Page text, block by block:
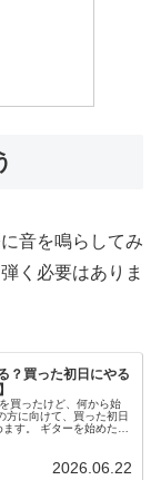
音を鳴らしてみ
く必要はありま
？買った初日にやる
買ったけど、何から始
方に向けて、買った初日
す。 ギターを始めたば
2026.06.22